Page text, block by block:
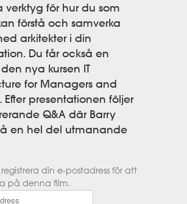
verktyg för hur du som
förstå och samverka
arkitekter i din
Du får också en
nya kursen IT
for Managers and
Efter presentationen följer
Q&A där Barry
en hel del utmanande
din e-postadress för att
på denna film.